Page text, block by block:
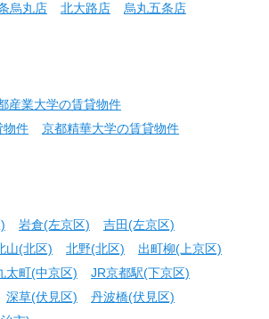
烏丸店 北大路店
烏丸五条店
産業大学の賃貸物件
物件
京都精華大学の賃貸物件
岩倉(左京区)
吉田(左京区)
山(北区) 北野(北区)
出町柳(上京区)
太町(中京区)
JR京都駅(下京区)
深草(伏見区)
丹波橋(伏見区)